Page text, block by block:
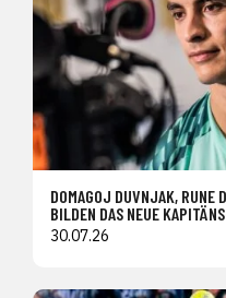
DOMAGOJ DUVNJAK, RUNE
BILDEN DAS NEUE
30.07.26